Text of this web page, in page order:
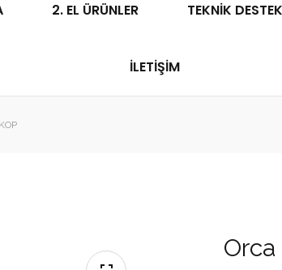
2. EL ÜRÜNLER TEKNIK
İLETIŞIM